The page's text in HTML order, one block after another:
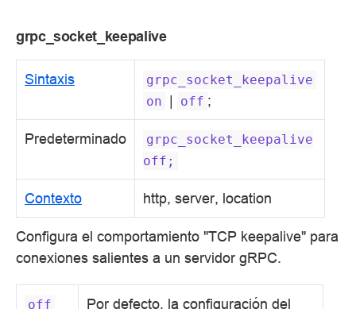
grpc_socket_keepalive
Sintaxis
grpc_socket_keepalive
on | off ;
Predeterminado
grpc_socket_keepalive
off;
Contexto http, server, location
Configura el comportamiento "TCP keepalive" para
conexiones salientes a un servidor gRPC.
off
Por defecto, la configuración del